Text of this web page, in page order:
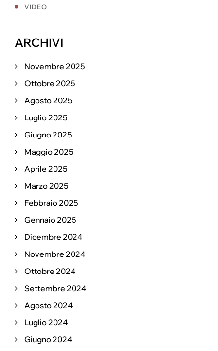
VIDEO
ARCHIVI
Novembre 2025
Ottobre 2025
Agosto 2025
Luglio 2025
Giugno 2025
Maggio 2025
Aprile 2025
Marzo 2025
Febbraio 2025
Gennaio 2025
Dicembre 2024
Novembre 2024
Ottobre 2024
Settembre 2024
Agosto 2024
Luglio 2024
Giugno 2024